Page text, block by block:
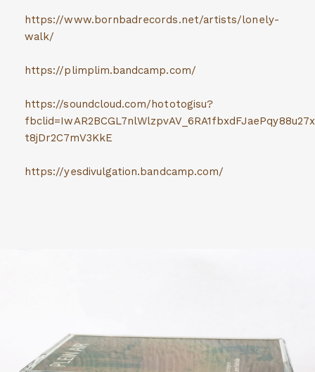
https://www.bornbadrecords.net/artists/lonely-
walk/
https://plimplim.bandcamp.com/
https://soundcloud.com/hototogisu?
t8jDr2C7mV3KkE
https://yesdivulgation.bandcamp.com/